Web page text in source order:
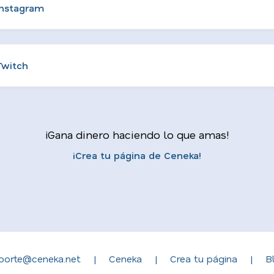
¡Gana dinero haciendo lo que amas!
¡Crea tu página de Ceneka!
| Ceneka | Crea tu página |